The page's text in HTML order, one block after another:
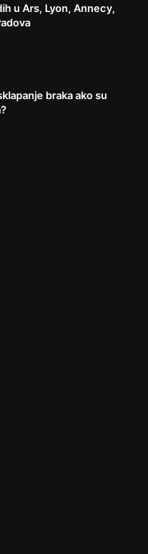
u Ars, Lyon, Annecy,
braka ako su